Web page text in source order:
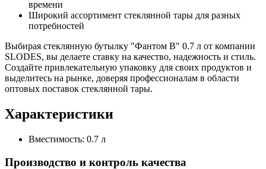
времени
Широкий ассортимент стеклянной тары для разных
потребностей
Выбирая стеклянную бутылку "Фантом В" 0.7 л от компании
SLODES, вы делаете ставку на качество, надежность и стиль.
Создайте привлекательную упаковку для своих продуктов и
выделитесь на рынке, доверяя профессионалам в области
оптовых поставок стеклянной тары.
Характеристики
Вместимость: 0.7 л
Производство и контроль качества